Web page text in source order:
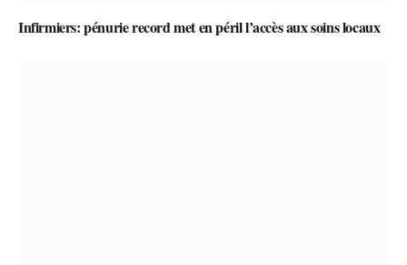
Infirmiers: pénurie record met en péril l’accès aux soins locaux